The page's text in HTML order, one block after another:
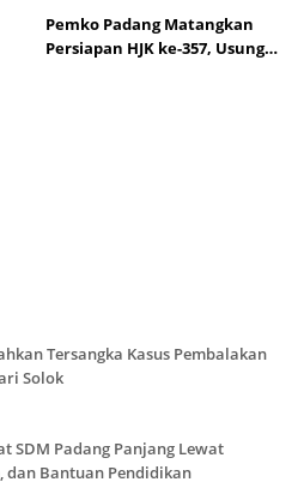
Pemko Padang Matangkan
Persiapan HJK ke-357, Usung
Tersangka Kasus Pembalakan
Solok
SDM Padang Panjang Lewat
dan Bantuan Pendidikan